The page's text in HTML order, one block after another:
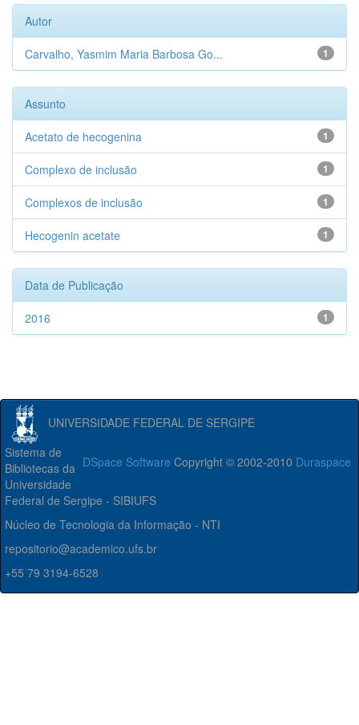
Autor
1
Carvalho, Yasmim Maria Barbosa Go...
Assunto
1
Acetato de hecogenina
1
Complexo de inclusão
1
Complexos de inclusão
1
Hecogenin acetate
Data de Publicação
1
2016
UNIVERSIDADE FEDERAL DE SERGIPE
DSpace Software Copyright © 2002-2010 Duraspace
Sistema de
Bibliotecas da
Universidade
Federal de Sergipe - SIBIUFS
Núcleo de Tecnologia da Informação - NTI
repositorio@academico.ufs.br
+55 79 3194-6528